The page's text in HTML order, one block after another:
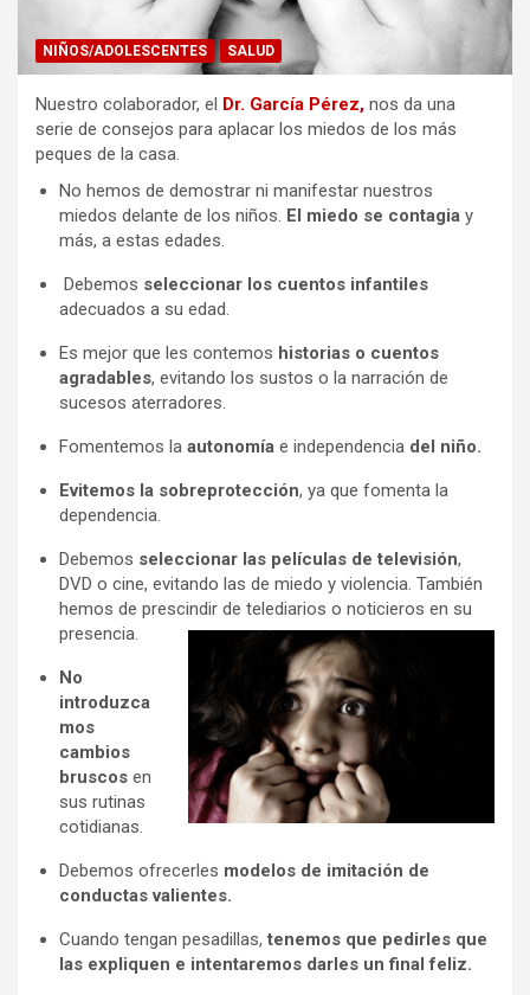
NIÑOS/ADOLESCENTES SALUD
Nuestro colaborador, el Dr. García Pérez, nos da una
serie de consejos para aplacar los miedos de los más
peques de la casa.
No hemos de demostrar ni manifestar nuestros
miedos delante de los niños. El miedo se contagia y
más, a estas edades.
Debemos seleccionar los cuentos infantiles
adecuados a su edad.
Es mejor que les contemos historias o cuentos
agradables, evitando los sustos o la narración de
sucesos aterradores.
Fomentemos la autonomía e independencia del niño.
Evitemos la sobreprotección, ya que fomenta la
dependencia.
Debemos seleccionar las películas de televisión,
DVD o cine, evitando las de miedo y violencia. También
hemos de prescindir de telediarios o noticieros en su
presencia.
No
introduzca
mos
cambios
bruscos en
sus rutinas
cotidianas.
Debemos ofrecerles modelos de imitación de
conductas valientes.
Cuando tengan pesadillas,tenemos que pedirles que
las expliquen e intentaremos darles un final feliz.